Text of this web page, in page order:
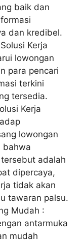
baik dan
dan kredibel.
Kerja
lowongan
para pencari
terkini
tersedia.
Kerja
lowongan
bahwa
adalah
dipercaya,
tidak akan
tawaran palsu.
Mudah :
antarmuka
mudah